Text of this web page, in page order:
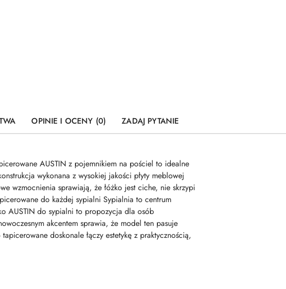
OPINIE I OCENY (0) ZADAJ PYTANIE
AUSTIN z pojemnikiem na pościel to idealne
wykonana z wysokiej jakości płyty meblowej
wzmocnienia sprawiają, że łóżko jest ciche, nie skrzypi
do każdej sypialni Sypialnia to centrum
AUSTIN do sypialni to propozycja dla osób
akcentem sprawia, że model ten pasuje
doskonale łączy estetykę z praktycznością,